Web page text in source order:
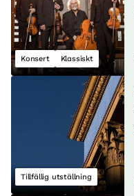
Konsert Klassiskt
Tillfällig utställning